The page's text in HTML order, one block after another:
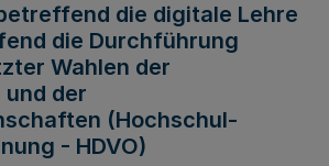
die digitale Lehre
die Durchführung
Wahlen der
der
(Hochschul-
- HDVO)